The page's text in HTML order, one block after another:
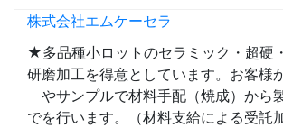
株式会社エムケーセラ
★多品種小ロットのセラミック・超硬
研磨加工を得意としています。お客様
やサンプルで材料手配（焼成）から
でを行います。（材料支給による受託